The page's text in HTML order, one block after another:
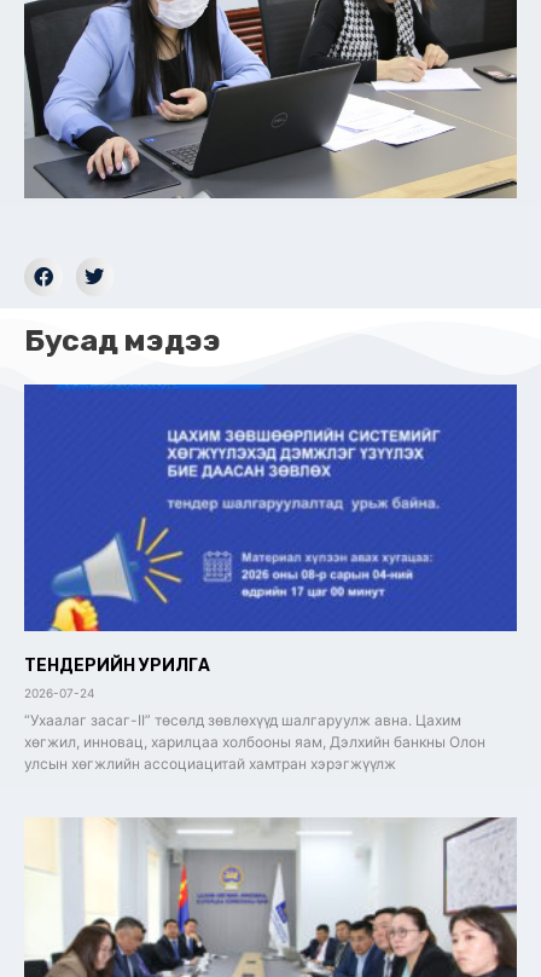
Бусад мэдээ
ТЕНДЕРИЙН УРИЛГА
2026-07-24
“Ухаалаг засаг-II” төсөлд зөвлөхүүд шалгаруулж авна. Цахим
хөгжил, инновац, харилцаа холбооны яам, Дэлхийн банкны Олон
улсын хөгжлийн ассоциацитай хамтран хэрэгжүүлж